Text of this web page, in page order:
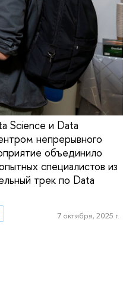
Science и Data
непрерывного
объединило
специалистов из
трек по Data
7 октября, 2025 г.